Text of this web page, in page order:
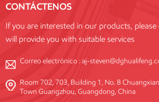
CONTÁCTENOS
If you are interested in our products,
will provide you with suitable services
Correo electrónico :aj-
Room 702, 703, Building 1, No. 8
Town Guangzhou, Guangdong, China